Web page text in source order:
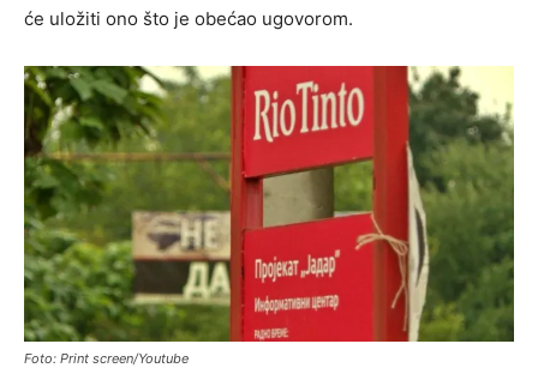
će uložiti ono što je obećao ugovorom.
Foto: Print screen/Youtube